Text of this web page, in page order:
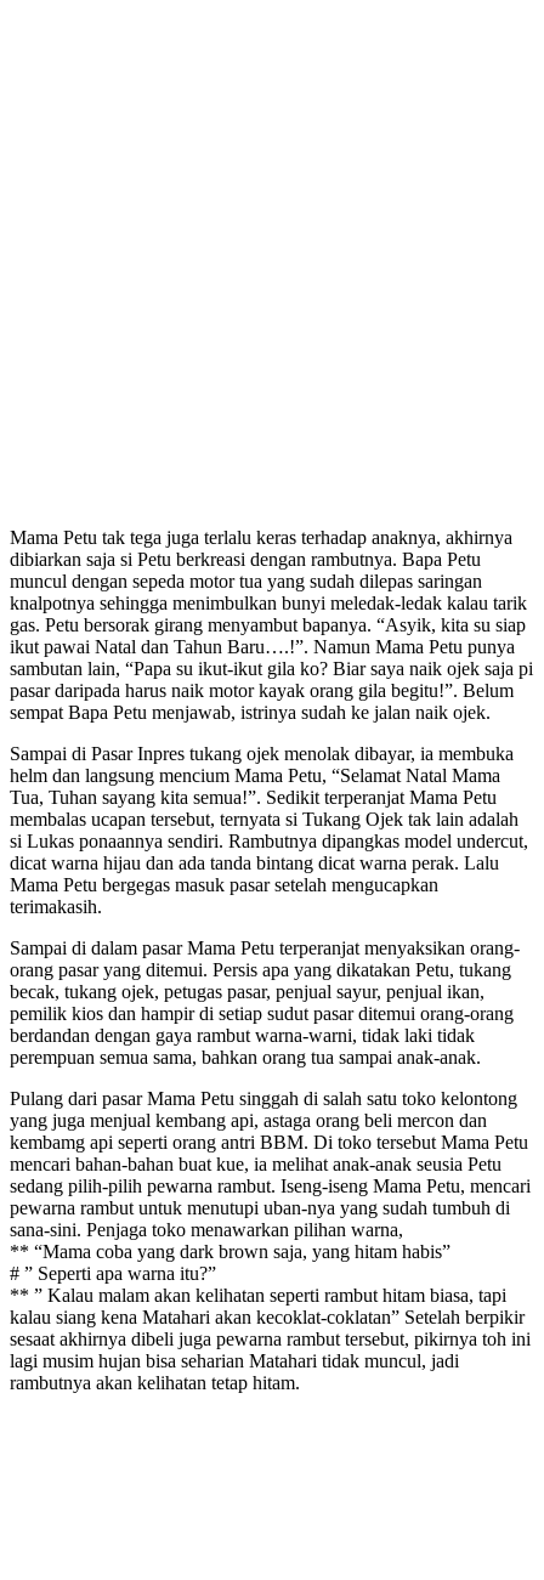
Mama Petu tak tega juga terlalu keras terhadap anaknya, akhirnya
dibiarkan saja si Petu berkreasi dengan rambutnya. Bapa Petu
muncul dengan sepeda motor tua yang sudah dilepas saringan
knalpotnya sehingga menimbulkan bunyi meledak-ledak kalau tarik
gas. Petu bersorak girang menyambut bapanya. “Asyik, kita su siap
ikut pawai Natal dan Tahun Baru….!”. Namun Mama Petu punya
sambutan lain, “Papa su ikut-ikut gila ko? Biar saya naik ojek saja pi
pasar daripada harus naik motor kayak orang gila begitu!”. Belum
sempat Bapa Petu menjawab, istrinya sudah ke jalan naik ojek.
Sampai di Pasar Inpres tukang ojek menolak dibayar, ia membuka
helm dan langsung mencium Mama Petu, “Selamat Natal Mama
Tua, Tuhan sayang kita semua!”. Sedikit terperanjat Mama Petu
membalas ucapan tersebut, ternyata si Tukang Ojek tak lain adalah
si Lukas ponaannya sendiri. Rambutnya dipangkas model undercut,
dicat warna hijau dan ada tanda bintang dicat warna perak. Lalu
Mama Petu bergegas masuk pasar setelah mengucapkan
terimakasih.
Sampai di dalam pasar Mama Petu terperanjat menyaksikan orang-
orang pasar yang ditemui. Persis apa yang dikatakan Petu, tukang
becak, tukang ojek, petugas pasar, penjual sayur, penjual ikan,
pemilik kios dan hampir di setiap sudut pasar ditemui orang-orang
berdandan dengan gaya rambut warna-warni, tidak laki tidak
perempuan semua sama, bahkan orang tua sampai anak-anak.
Pulang dari pasar Mama Petu singgah di salah satu toko kelontong
yang juga menjual kembang api, astaga orang beli mercon dan
kembamg api seperti orang antri BBM. Di toko tersebut Mama Petu
mencari bahan-bahan buat kue, ia melihat anak-anak seusia Petu
sedang pilih-pilih pewarna rambut. Iseng-iseng Mama Petu, mencari
pewarna rambut untuk menutupi uban-nya yang sudah tumbuh di
sana-sini. Penjaga toko menawarkan pilihan warna,
** “Mama coba yang dark brown saja, yang hitam habis”
# ” Seperti apa warna itu?”
** ” Kalau malam akan kelihatan seperti rambut hitam biasa, tapi
kalau siang kena Matahari akan kecoklat-coklatan” Setelah berpikir
sesaat akhirnya dibeli juga pewarna rambut tersebut, pikirnya toh ini
lagi musim hujan bisa seharian Matahari tidak muncul, jadi
rambutnya akan kelihatan tetap hitam.